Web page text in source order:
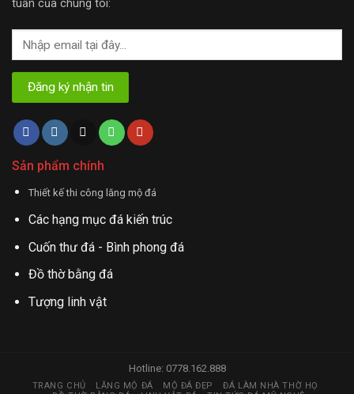
tuần của chúng tôi:
Sản phẩm chính
Thiết kế thi công lăng mộ đá
Các hạng mục đá kiến trúc
Cuốn thư đá - Bình phong đá
Đồ thờ bằng đá
Tượng linh vật
Hotline: 0778.162.888
TRANG CHỦ LĂNG MỘ ĐÁ MỘ ĐÁ ĐẸP
ĐÁ LÀM NHÀ THỜ HỌ